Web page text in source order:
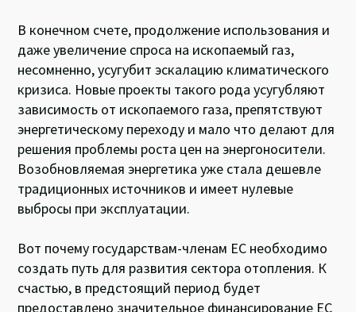
В конечном счете, продолжение использования и
даже увеличение спроса на ископаемый газ,
несомненно, усугубит эскалацию климатического
кризиса. Новые проекты такого рода усугубляют
зависимость от ископаемого газа, препятствуют
энергетическому переходу и мало что делают для
решения проблемы роста цен на энергоносители.
Возобновляемая энергетика уже стала дешевле
традиционных источников и имеет нулевые
выбросы при эксплуатации.
Вот почему государствам-членам ЕС необходимо
создать путь для развития сектора отопления. К
счастью, в предстоящий период будет
предоставлено значительное финансирование ЕС